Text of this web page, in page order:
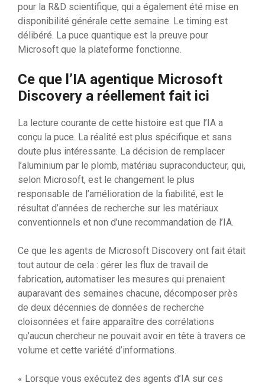
pour la R&D scientifique, qui a également été mise en
disponibilité générale cette semaine. Le timing est
délibéré. La puce quantique est la preuve pour
Microsoft que la plateforme fonctionne.
Ce que l’IA agentique Microsoft
Discovery a réellement fait ici
La lecture courante de cette histoire est que l’IA a
conçu la puce. La réalité est plus spécifique et sans
doute plus intéressante. La décision de remplacer
l’aluminium par le plomb, matériau supraconducteur, qui,
selon Microsoft, est le changement le plus
responsable de l’amélioration de la fiabilité, est le
résultat d’années de recherche sur les matériaux
conventionnels et non d’une recommandation de l’IA.
Ce que les agents de Microsoft Discovery ont fait était
tout autour de cela : gérer les flux de travail de
fabrication, automatiser les mesures qui prenaient
auparavant des semaines chacune, décomposer près
de deux décennies de données de recherche
cloisonnées et faire apparaître des corrélations
qu’aucun chercheur ne pouvait avoir en tête à travers ce
volume et cette variété d’informations.
« Lorsque vous exécutez des agents d’IA sur ces